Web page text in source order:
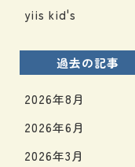
yiis kid's
過去の記事
2026年8月
2026年6月
2026年3月